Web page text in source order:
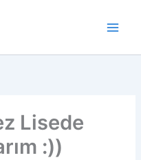
Lisede
:))